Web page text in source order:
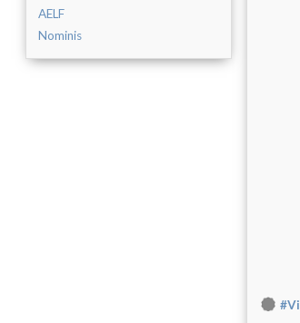
AELF
Nominis